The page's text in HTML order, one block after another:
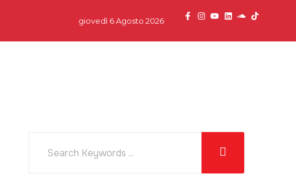
giovedì 6 Agosto 2026